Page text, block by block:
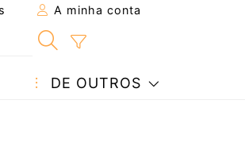
A minha conta
DE OUTROS